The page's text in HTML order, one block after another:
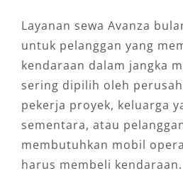
Layanan sewa Avanza
untuk pelanggan yang
kendaraan dalam jangka
sering dipilih oleh
pekerja proyek, keluarga
sementara, atau
membutuhkan mobil
harus membeli kendaraan.